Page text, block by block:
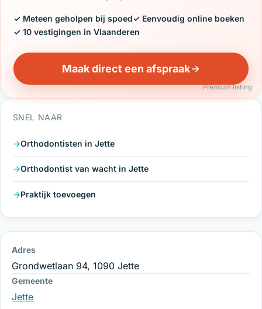
✓ Meteen geholpen bij spoed✓ Eenvoudig online boeken
✓ 10 vestigingen in Vlaanderen
Maak direct een afspraak
Premium listing
SNEL NAAR
Orthodontisten in Jette
Orthodontist van wacht in Jette
Praktijk toevoegen
Adres
Grondwetlaan 94, 1090 Jette
Gemeente
Jette